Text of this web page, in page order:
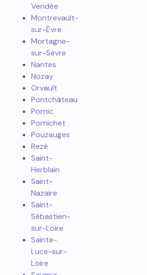
Vendée
Montrevault-
sur-Èvre
Mortagne-
sur-Sèvre
Nantes
Nozay
Orvault
Pontchâteau
Pornic
Pornichet
Pouzauges
Rezé
Saint-
Herblain
Saint-
Nazaire
Saint-
Sébastien-
sur-Loire
Sainte-
Luce-sur-
Loire